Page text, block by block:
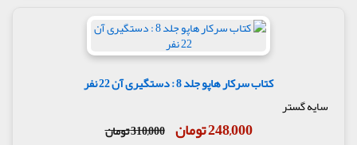
کتاب سرکار هاپو جلد 8 : دستگیری آن 22 نفر
سایه گستر
248,000 تومان 310,000 تومان